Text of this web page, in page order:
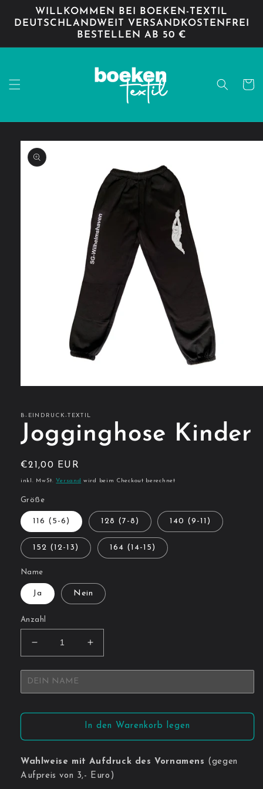
Inhalt
WILLKOMMEN BEI BOEKEN-TEXTIL
DEUTSCHLANDWEIT VERSANDKOSTENFREI
BESTELLEN AB 50 €
Modal
öffnen
B-EINDRUCK-TEXTIL
Jogginghose Kinder
Normaler
Preis
€21,00 EUR
inkl. MwSt.Versand wird beim Checkout berechnet
Größe
116 (5-6) 128 (7-8) 140 (9-11)
152 (12-13) 164 (14-15)
Name
Ja Nein
Anzahl
Verringere
die
Menge
für
Jogginghose
Erhöhe
die
Menge
Jogginghose
In den Warenkorb legen
Wahlweise mit Aufdruck des Vornamens (gegen
Aufpreis von 3,- Euro)